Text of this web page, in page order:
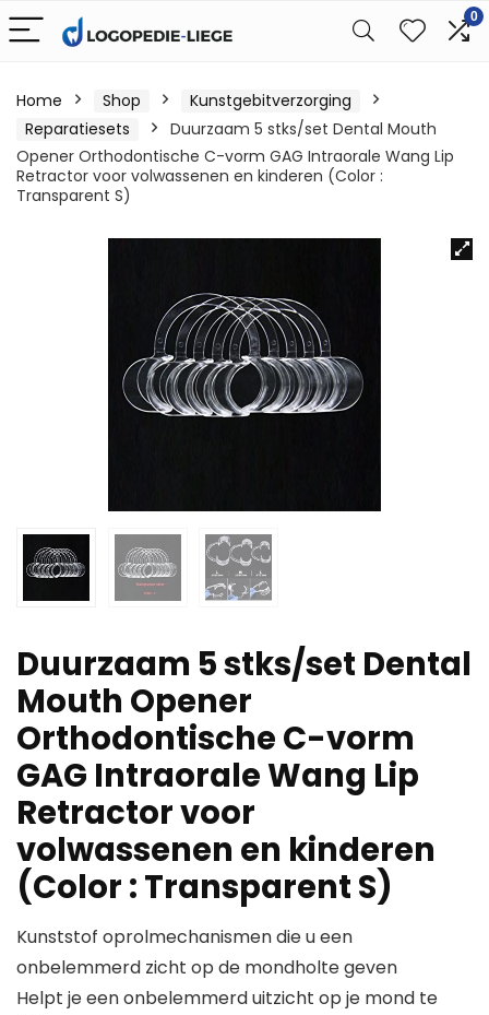
0
Home Shop
Kunstgebitverzorging
Reparatiesets
Duurzaam 5 stks/set Dental Mouth
Opener Orthodontische C-vorm GAG Intraorale Wang Lip
Retractor voor volwassenen en kinderen (Color :
Transparent S)
Duurzaam 5 stks/set Dental
Mouth Opener
Orthodontische C-vorm
GAG Intraorale Wang Lip
Retractor voor
volwassenen en kinderen
(Color : Transparent S)
Kunststof oprolmechanismen die u een
onbelemmerd zicht op de mondholte geven
Helpt je een onbelemmerd uitzicht op je mond te